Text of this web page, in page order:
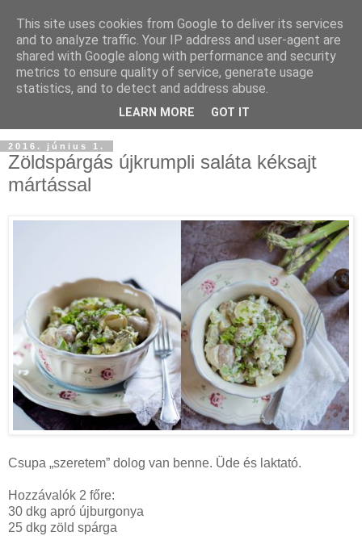
2016. június 1.
Zöldspárgás újkrumpli saláta kéksajt
mártással
Csupa „szeretem” dolog van benne. Üde és laktató.
Hozzávalók 2 főre:
30 dkg apró újburgonya
25 dkg zöld spárga
This site uses cookies from Google to deliver its services
and to analyze traffic. Your IP address and user-agent are
shared with Google along with performance and security
metrics to ensure quality of service, generate usage
statistics, and to detect and address abuse.
LEARN MORE GOT IT